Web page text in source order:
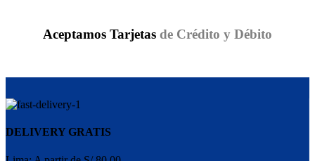
Aceptamos Tarjetas de Crédito y Débito
DELIVERY GRATIS